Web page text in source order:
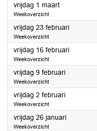
vrijdag 1 maart2024
Weekoverzicht
vrijdag 23 februari2024
Weekoverzicht
vrijdag 16 februari2024
Weekoverzicht
vrijdag 9 februari2024
Weekoverzicht
vrijdag 2 februari2024
Weekoverzicht
vrijdag 26 januari2024
Weekoverzicht